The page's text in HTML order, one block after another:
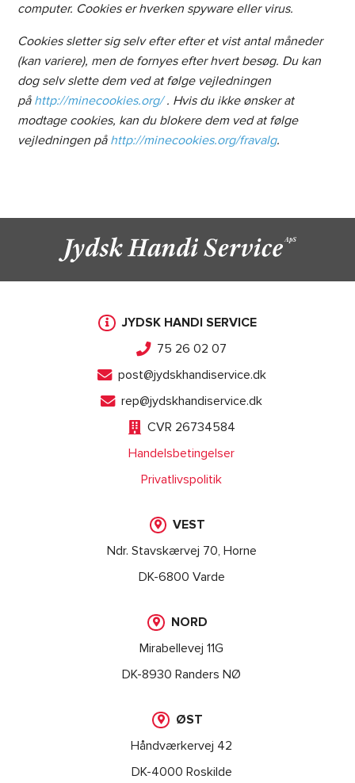
computer. Cookies er hverken spyware eller virus.
Cookies sletter sig selv efter efter et vist antal måneder
(kan variere), men de fornyes efter hvert besøg. Du kan
dog selv slette dem ved at følge vejledningen
på http://minecookies.org/. Hvis du ikke ønsker at
modtage cookies, kan du blokere dem ved at følge
vejledningen på http://minecookies.org/fravalg.
JYDSK HANDI SERVICE
75 26 02 07
post@jydskhandiservice.dk
rep@jydskhandiservice.dk
CVR 26734584
Handelsbetingelser
Privatlivspolitik
VEST
Ndr. Stavskærvej 70, Horne
DK-6800 Varde
NORD
Mirabellevej 11G
DK-8930 Randers NØ
ØST
Håndværkervej 42
DK-4000 Roskilde